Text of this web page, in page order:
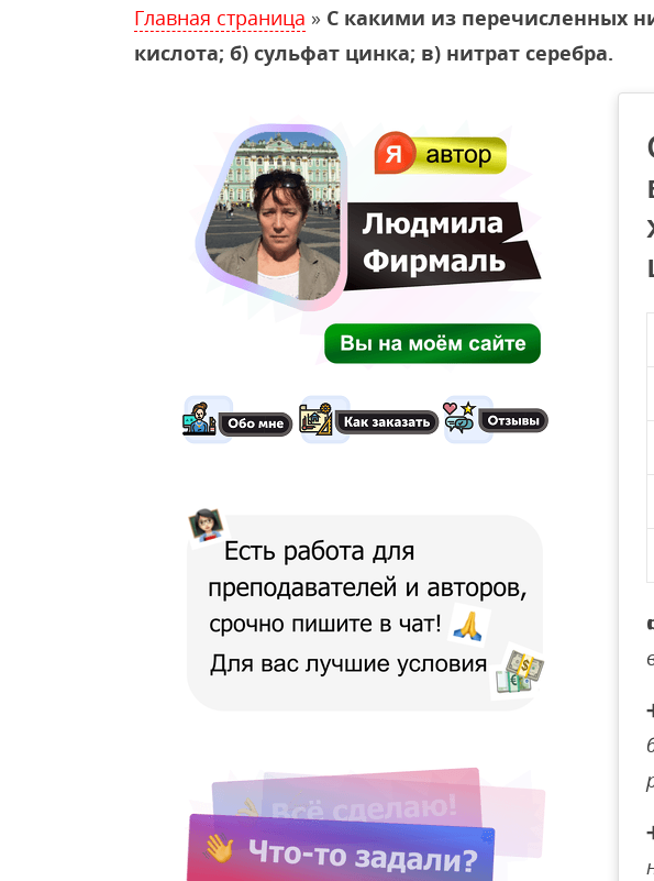
Главная страница » С какими из перечисленных
кислота; б) сульфат цинка; в) нитрат серебра.